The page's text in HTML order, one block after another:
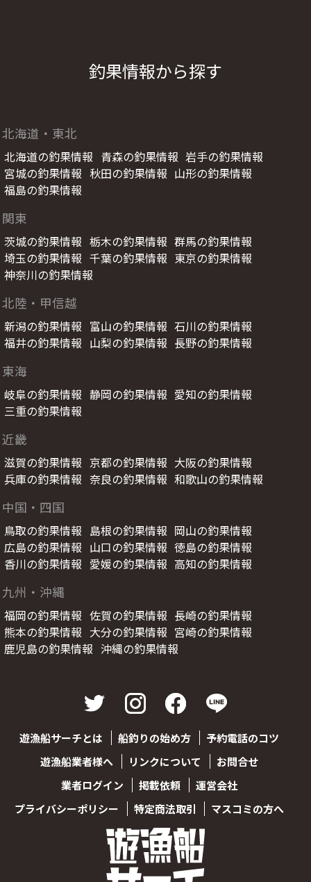
釣果情報から探す
北海道・東北
北海道の釣果情報 青森の釣果情報 岩手の釣果情報
宮城の釣果情報 秋田の釣果情報 山形の釣果情報
福島の釣果情報
関東
茨城の釣果情報 栃木の釣果情報 群馬の釣果情報
埼玉の釣果情報 千葉の釣果情報 東京の釣果情報
神奈川の釣果情報
北陸・甲信越
新潟の釣果情報 富山の釣果情報 石川の釣果情報
福井の釣果情報 山梨の釣果情報 長野の釣果情報
東海
岐阜の釣果情報 静岡の釣果情報 愛知の釣果情報
三重の釣果情報
近畿
滋賀の釣果情報 京都の釣果情報 大阪の釣果情報
兵庫の釣果情報 奈良の釣果情報 和歌山の釣果情報
中国・四国
鳥取の釣果情報 島根の釣果情報 岡山の釣果情報
広島の釣果情報 山口の釣果情報 徳島の釣果情報
香川の釣果情報 愛媛の釣果情報 高知の釣果情報
九州・沖縄
福岡の釣果情報 佐賀の釣果情報 長崎の釣果情報
熊本の釣果情報 大分の釣果情報 宮崎の釣果情報
鹿児島の釣果情報 沖縄の釣果情報
遊漁船サーチとは 船釣りの始め方
予約電話のコツ
遊漁船業者様へ
リンクについて
お問合せ
業者ログイン
掲載依頼
運営会社
プライバシーポリシー
特定商法取引 マスコミの方へ